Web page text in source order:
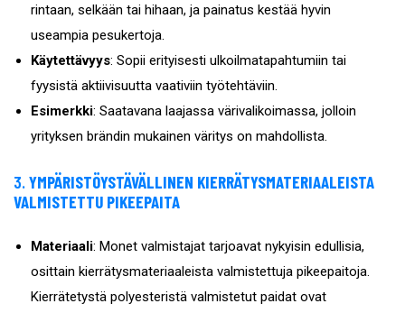
rintaan, selkään tai hihaan, ja painatus kestää hyvin
useampia pesukertoja.
Käytettävyys: Sopii erityisesti ulkoilmatapahtumiin tai
fyysistä aktiivisuutta vaativiin työtehtäviin.
Esimerkki: Saatavana laajassa värivalikoimassa, jolloin
yrityksen brändin mukainen väritys on mahdollista.
3.YMPÄRISTÖYSTÄVÄLLINEN KIERRÄTYSMATERIAALEISTA
VALMISTETTU PIKEEPAITA
Materiaali: Monet valmistajat tarjoavat nykyisin edullisia,
osittain kierrätysmateriaaleista valmistettuja pikeepaitoja.
Kierrätetystä polyesteristä valmistetut paidat ovat